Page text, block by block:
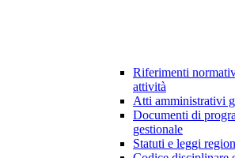
Riferimenti
attività
Atti amministrativi
Documenti di
gestionale
Statuti e leggi